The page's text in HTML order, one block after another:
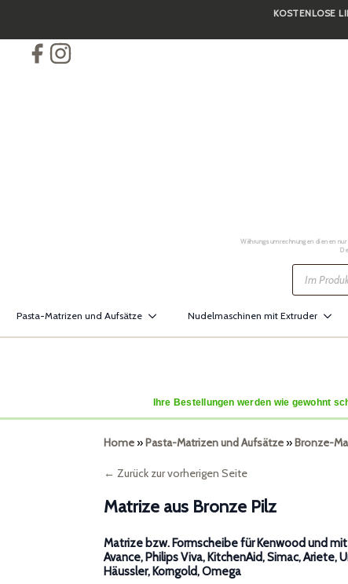
content
KOSTENLOSE
Währungsumrechnungen dienen
Products
search
Pasta-Matrizen und Aufsätze Nudelmaschinen mit Extruder
Ihre Bestellungen werden wie gewohnt
Home»Pasta-Matrizen und Aufsätze»Bronze-
← Zurück zur vorherigen Seite
Matrize aus Bronze Pilz
Matrize bzw. Formscheibe für Kenwood und
Avance, Philips Viva, KitchenAid, Simac, Ariete,
Häussler, Korngold, Omega